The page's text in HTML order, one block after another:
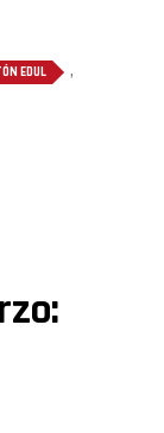
EDUL ,